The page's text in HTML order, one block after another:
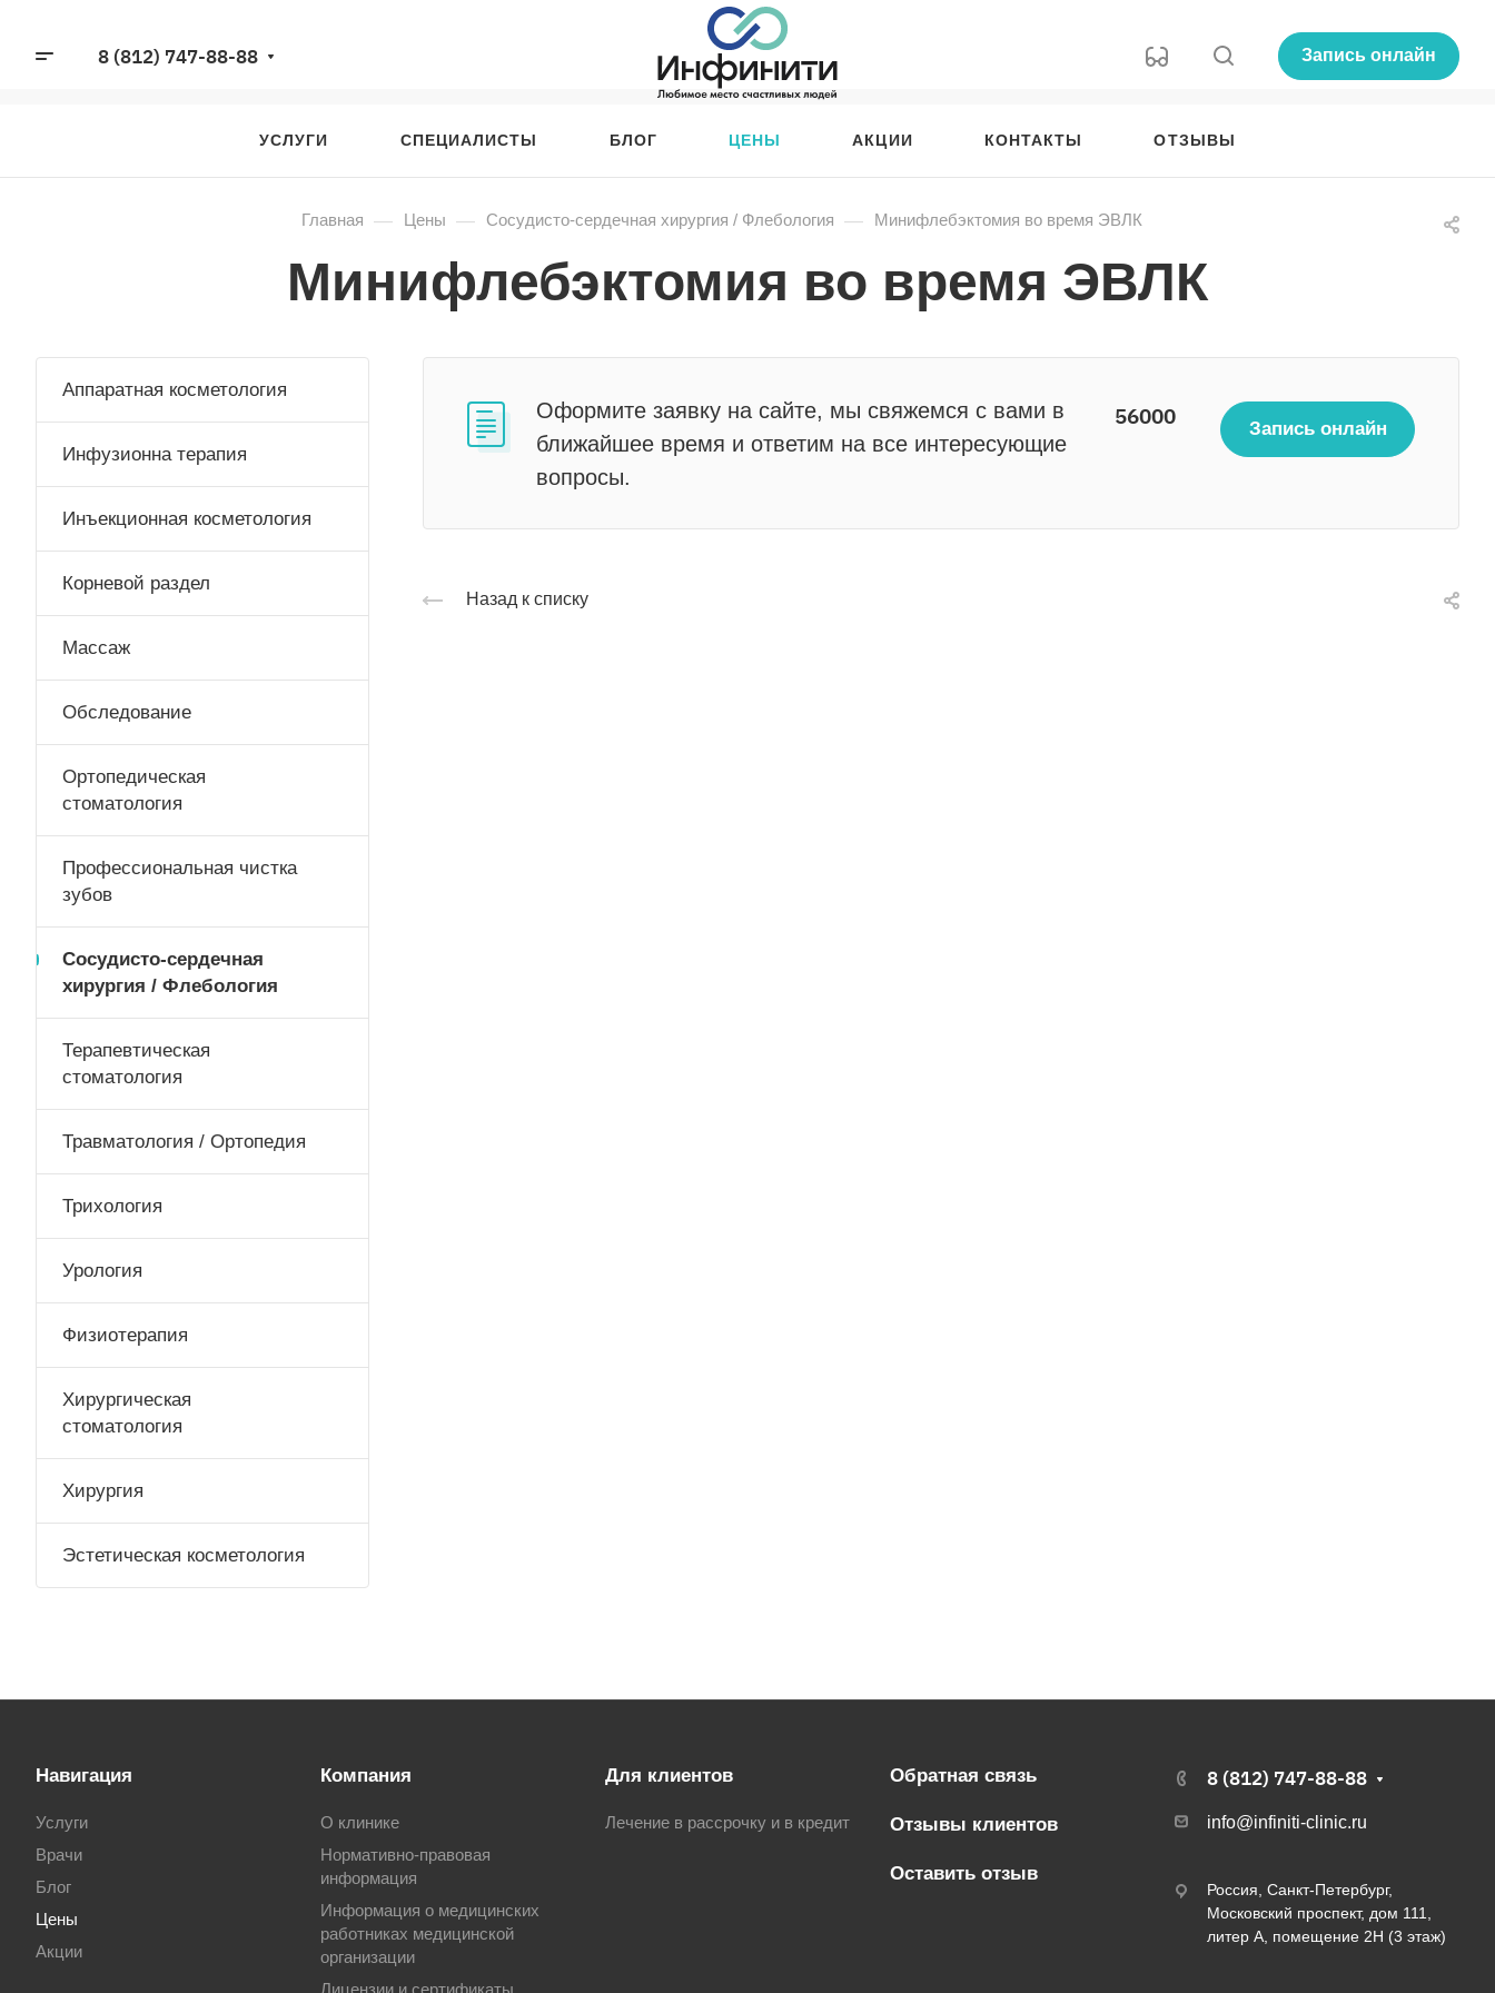
8 (812) 747-88-88 Запись онлайн
УСЛУГИ СПЕЦИАЛИСТЫ БЛОГ ЦЕНЫ АКЦИИ КОНТАКТЫ ОТЗЫВЫ
Главная — Цены — Сосудисто-сердечная хирургия / Флебология — Минифлебэктомия во время ЭВЛК
Минифлебэктомия во время ЭВЛК
Оформите заявку на сайте, мы свяжемся с вами в
ближайшее время и ответим на все интересующие
вопросы.
56000 Запись онлайн
Назад к списку
Аппаратная косметология
Инфузионна терапия
Инъекционная косметология
Корневой раздел
Массаж
Обследование
Ортопедическая
стоматология
Профессиональная чистка
зубов
Сосудисто-сердечная
хирургия / Флебология
Терапевтическая
стоматология
Травматология / Ортопедия
Трихология
Урология
Физиотерапия
Хирургическая
стоматология
Хирургия
Эстетическая косметология
Навигация
Услуги
Врачи
Блог
Цены
Акции
Компания
О клинике
Нормативно-правовая
информация
Информация о медицинских
работниках медицинской
организации
Для клиентов
Лечение в рассрочку и в кредит
Обратная связь
Отзывы клиентов
Оставить отзыв
8 (812) 747-88-88
info@infiniti-clinic.ru
Россия, Санкт-Петербург,
Московский проспект, дом 111,
литер А, помещение 2Н (3 этаж)